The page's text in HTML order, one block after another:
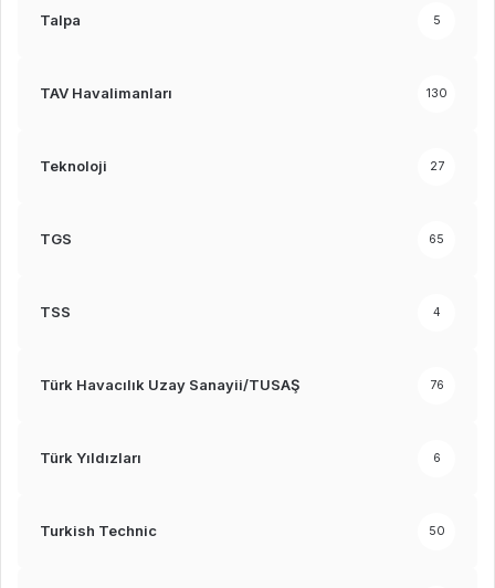
Talpa 5
TAV Havalimanları 130
Teknoloji 27
TGS 65
TSS 4
Türk Havacılık Uzay Sanayii/TUSAŞ 76
Türk Yıldızları 6
Turkish Technic 50